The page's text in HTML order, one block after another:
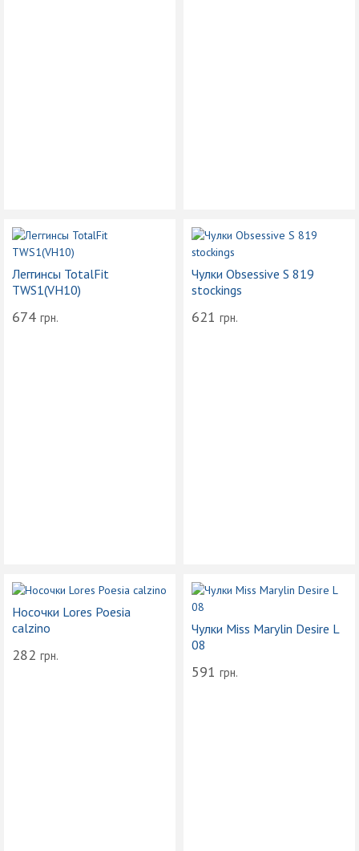
Леггинсы TotalFit
TWS1(VH10)
674 грн.
Чулки Obsessive S 819
stockings
621 грн.
Носочки Lores Poesia
calzino
282 грн.
Чулки Miss Marylin Desire L
08
591 грн.